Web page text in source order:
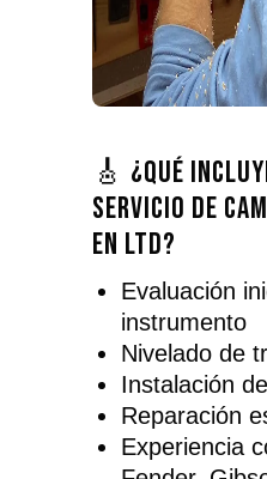
🎸 ¿Qué
servicio de
en LTD?
Evaluación
instrumento
Nivelado de
Instalación
Reparación
Experiencia